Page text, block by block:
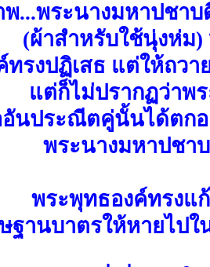
พ...พระนางมหาปชา
(ผ้าสำหรับใช้นุ่งห่ม)
ทรงปฏิเสธ แต่ให้ถว
แต่ก็ไม่ปรากฏว่าพ
นประณีตคู่นั้นได้ตกอ
พระนางมหาปชา
พระพุทธองค์ทรงแ
ฐานบาตรให้หายไป